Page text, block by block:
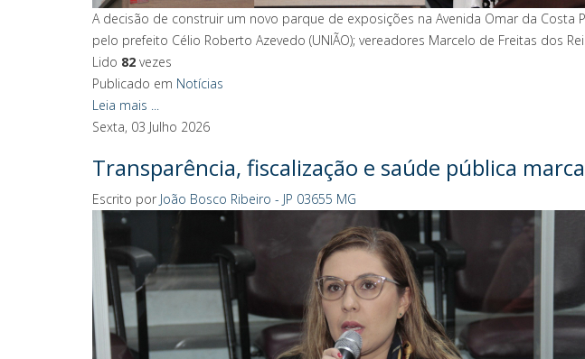
A decisão de construir um novo parque de exposições na Avenida Omar da
pelo prefeito Célio Roberto Azevedo (UNIÃO); vereadores Marcelo de Freitas dos
Lido 82 vezes
Publicado em Notícias
Leia mais ...
Sexta, 03 Julho 2026
Transparência, fiscalização e saúde pública
Escrito por João Bosco Ribeiro - JP 03655 MG